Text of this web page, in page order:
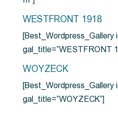
WESTFRONT 1918
[Best_Wordpress_Gallery
gal_title=”WESTFRONT
WOYZECK
[Best_Wordpress_Gallery
gal_title=”WOYZECK”]